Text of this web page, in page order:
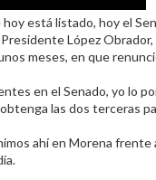
está listado, hoy el
López Obrador,
meses, en que
en el Senado, yo lo
las dos terceras
ahí en Morena